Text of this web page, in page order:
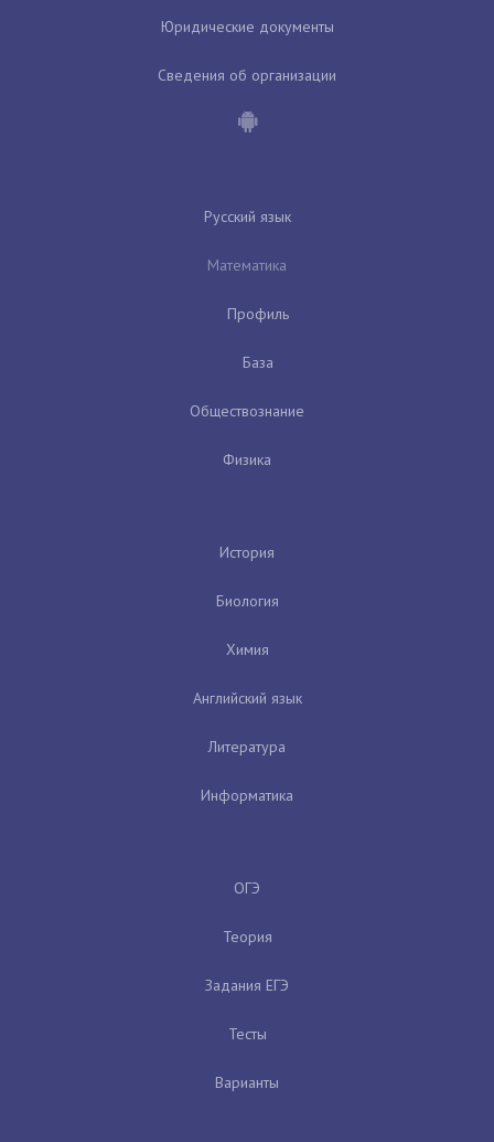
Юридические документы
Сведения об организации
Русский язык
Математика
Профиль
База
Обществознание
Физика
История
Биология
Химия
Английский язык
Литература
Информатика
ОГЭ
Теория
Задания ЕГЭ
Тесты
Варианты